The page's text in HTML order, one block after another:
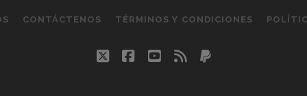
CONTÁCTENOS TÉRMINOS Y CONDICIONES
twitterfacebook
youtube
rss paypal